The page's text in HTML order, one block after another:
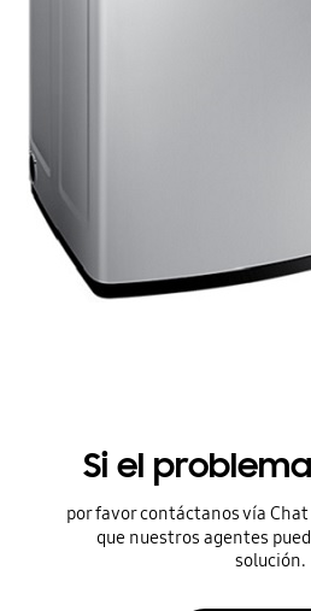
Si el
por favor contáctanos vía Chat
que nuestros agentes
solución.